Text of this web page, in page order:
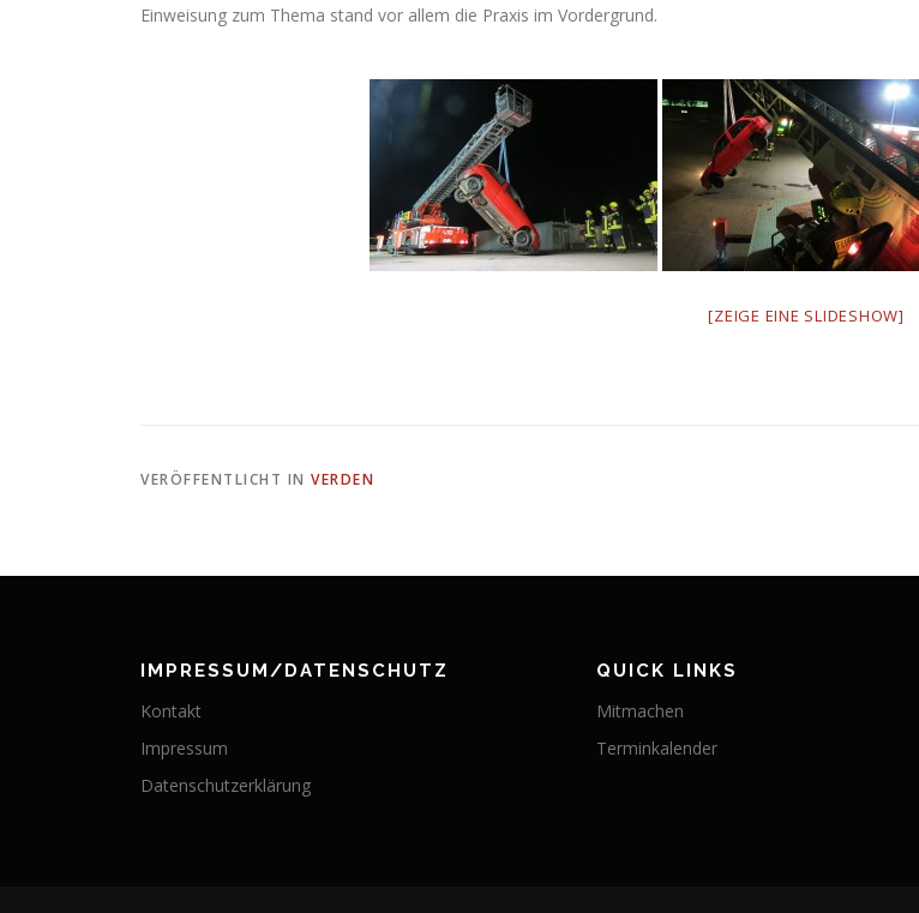
Einweisung zum Thema stand vor allem die Praxis im Vordergrund.
[ZEIGE EINE SLIDESHOW]
VERÖFFENTLICHT IN VERDEN
IMPRESSUM/DATENSCHUTZ
Kontakt
Impressum
Datenschutzerklärung
QUICK LINKS
Mitmachen
Terminkalender